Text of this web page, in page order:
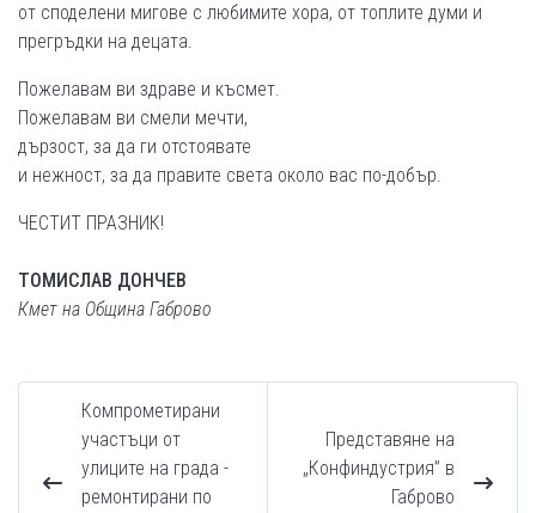
от споделени мигове с любимите хора, от топлите думи и
прегръдки на децата.
Пожелавам ви здраве и късмет.
Пожелавам ви смели мечти,
дързост, за да ги отстоявате
и нежност, за да правите света около вас по-добър.
ЧEСТИТ ПРАЗНИК!
ТОМИСЛАВ ДОНЧЕВ
Кмет на Община Габрово
Компрометирани
участъци от
улиците на града -
ремонтирани по
Представяне на
„Конфиндустрия” в
Габрово